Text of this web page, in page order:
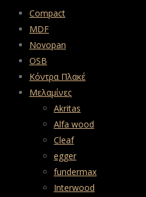
Compact
MDF
Novopan
OSB
Κόντρα Πλακέ
Μελαμίνες
Akritas
Alfa wood
Cleaf
egger
fundermax
Interwood